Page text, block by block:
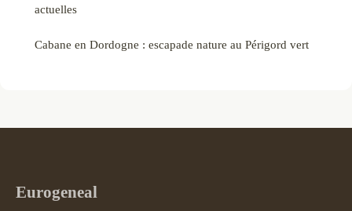
actuelles
Cabane en Dordogne : escapade nature au Périgord vert
Eurogeneal